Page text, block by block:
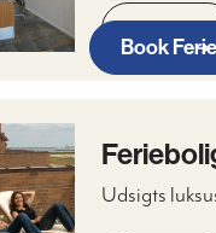
med
samt
Book
Udsigts